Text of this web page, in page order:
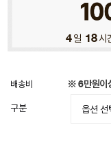
4일 18시
배송비 ※ 6만원이
구분